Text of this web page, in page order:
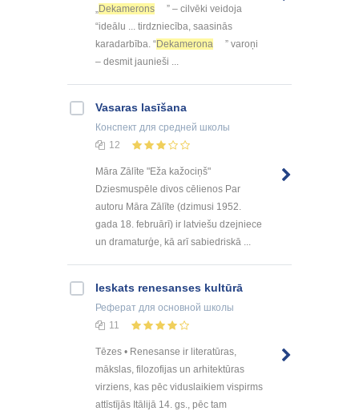
„Dekamerons
” – cilvēki veidoja
“ideālu ... tirdzniecība, saasinās
karadarbība. “Dekamerona
” varoņi
– desmit jaunieši ...
Vasaras lasīšana
Конспект для средней школы
12
Māra Zālīte "Eža kažociņš"
Dziesmuspēle divos cēlienos Par
autoru Māra Zālīte (dzimusi 1952.
gada 18. februārī) ir latviešu dzejniece
un dramaturģe, kā arī sabiedriskā ...
Ieskats renesanses kultūrā
Реферат для основной школы
11
Tēzes • Renesanse ir literatūras,
mākslas, filozofijas un arhitektūras
virziens, kas pēc viduslaikiem vispirms
attīstījās Itālijā 14. gs., pēc tam